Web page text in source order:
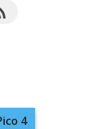
Feed
4